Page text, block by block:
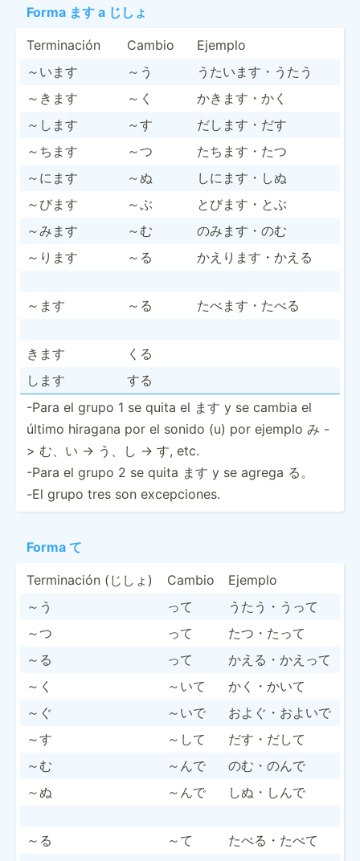
Forma ます a じしょ
Termin­ación Cambio
Ejemplo
～います
～う
うたいます・うたう
～きます
～く
かきます・かく
～します
～す
だします・だす
～ちます
～つ
たちます・たつ
～にます
～ぬ
しにます・しぬ
～びます
～ぶ
とびます・とぶ
～みます
～む
のみます・のむ
～ります
～る かえります・かえる
～ます ～る たべます・たべる
きます
くる
します
する
-Para el grupo 1 se quita el ます y se cambia el
último hiragana por el sonido (u) por ejemplo み -
> む、い -> う、し -> す, etc.
-Para el grupo 2 se quita ます y se agrega る。
-El grupo tres son excepc­iones.
Forma て
Termin­ación (じしょ) Cambio
Ejemplo
～う
って
うたう・うって
～つ
って
たつ・たって
～る
って
かえる・かえって
～く
～いて
かく・かいて
～ぐ
～いで
およぐ・およいで
～す
～して
だす・だして
～む
～んで
のむ・のんで
～ぬ
～んで しぬ・しんで
～る ～て たべる・たべて